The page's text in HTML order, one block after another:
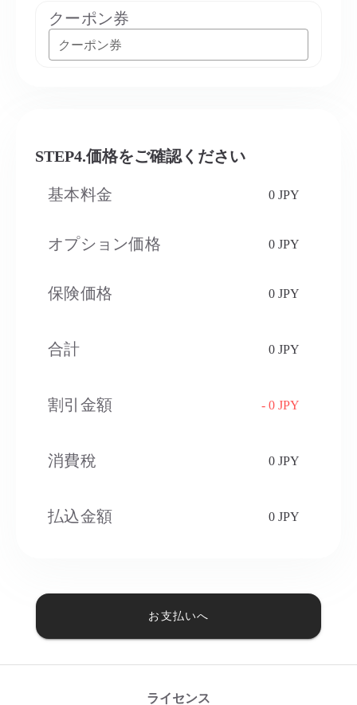
クーポン券
クーポン券
STEP4.価格をご確認ください
基本料金 0 JPY
オプション価格 0 JPY
保険価格 0 JPY
合計 0 JPY
割引金額 - 0 JPY
消費稅​ 0 JPY
払込金額 0 JPY
お支払いへ
ライセンス